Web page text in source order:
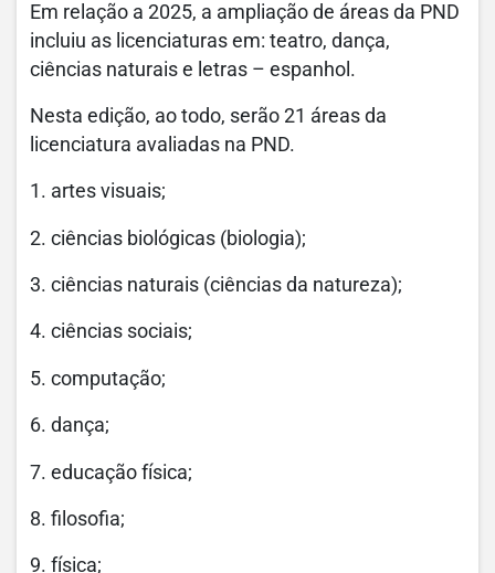
Em relação a 2025, a ampliação de áreas da PND
incluiu as licenciaturas em: teatro, dança,
ciências naturais e letras – espanhol.
Nesta edição, ao todo, serão 21 áreas da
licenciatura avaliadas na PND.
1. artes visuais;
2. ciências biológicas (biologia);
3. ciências naturais (ciências da natureza);
4. ciências sociais;
5. computação;
6. dança;
7. educação física;
8. filosofia;
9. física;